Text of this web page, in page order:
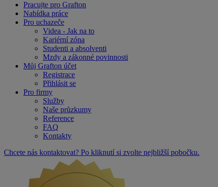
Pracujte pro Grafton
Nabídka práce
Pro uchazeče
Videa - Jak na to
Kariérní zóna
Studenti a absolventi
Mzdy a zákonné povinnosti
Můj Grafton účet
Registrace
Přihlásit se
Pro firmy
Služby
Naše průzkumy
Reference
FAQ
Kontakty
Chcete nás kontaktovat? Po kliknutí si zvolte nejbližší pobočku.